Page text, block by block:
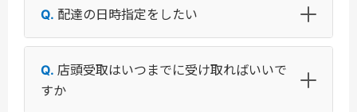
配達の日時指定をしたい
店頭受取はいつまでに受け取ればいいで
すか